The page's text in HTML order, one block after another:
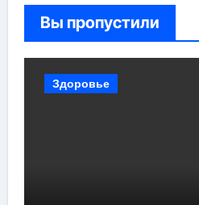
Вы пропустили
Здоровье